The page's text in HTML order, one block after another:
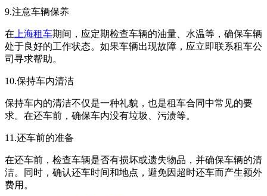
9.注意车辆保养
在 上海租车期间，应定期检查车辆的油量、水温等，确保车辆
处于良好的工作状态。如果车辆出现故障，应立即联系租车公
司寻求帮助。
10.保持车内清洁
保持车内的清洁不仅是一种礼貌，也是租车合同中常见的要
求。在还车前，确保车内没有垃圾、污渍等。
11.还车前的准备
在还车前，检查车辆是否有损坏或遗失物品，并确保车辆的清
洁。同时，确认还车时间和地点，避免因超时还车而产生额外
费用。